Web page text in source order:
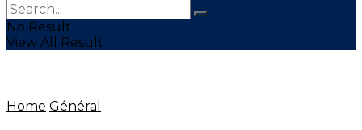
No Result
View All Result
Home Général